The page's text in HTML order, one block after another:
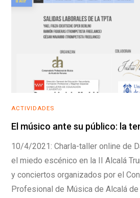
ACTIVIDADES
El músico ante su público: la
10/4/2021: Charla-taller online de
el miedo escénico en la II Alcalá
y conciertos organizados por el
Profesional de Música de Alcalá de